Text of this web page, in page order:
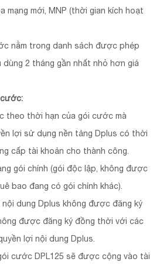
mới, MNP (thời gian kích hoạt
nằm trong danh sách được phép
2 tháng gần nhất nhỏ hơn giá
theo thời hạn của gói cước mà
lợi sử dụng nền tảng Dplus có thời
cấp tài khoản cho thành công.
gói chính (gói độc lập, không được
bao đang có gói chính khác).
dung Dplus không được đăng ký
được đăng ký đồng thời với các
lợi nội dung Dplus.
cước DPL125 sẽ được cộng vào tài